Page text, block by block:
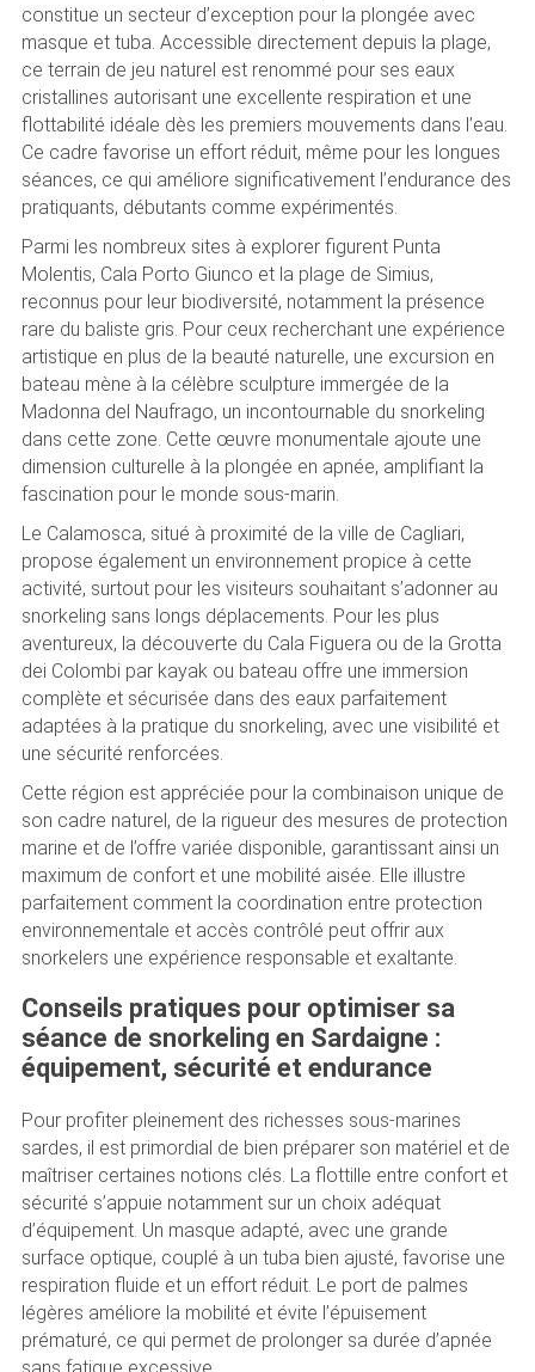
constitue un secteur d’exception pour la plongée avec
masque et tuba. Accessible directement depuis la plage,
ce terrain de jeu naturel est renommé pour ses eaux
cristallines autorisant une excellente respiration et une
flottabilité idéale dès les premiers mouvements dans l’eau.
Ce cadre favorise un effort réduit, même pour les longues
séances, ce qui améliore significativement l’endurance des
pratiquants, débutants comme expérimentés.
Parmi les nombreux sites à explorer figurent Punta
Molentis, Cala Porto Giunco et la plage de Simius,
reconnus pour leur biodiversité, notamment la présence
rare du baliste gris. Pour ceux recherchant une expérience
artistique en plus de la beauté naturelle, une excursion en
bateau mène à la célèbre sculpture immergée de la
Madonna del Naufrago, un incontournable du snorkeling
dans cette zone. Cette œuvre monumentale ajoute une
dimension culturelle à la plongée en apnée, amplifiant la
fascination pour le monde sous-marin.
Le Calamosca, situé à proximité de la ville de Cagliari,
propose également un environnement propice à cette
activité, surtout pour les visiteurs souhaitant s’adonner au
snorkeling sans longs déplacements. Pour les plus
aventureux, la découverte du Cala Figuera ou de la Grotta
dei Colombi par kayak ou bateau offre une immersion
complète et sécurisée dans des eaux parfaitement
adaptées à la pratique du snorkeling, avec une visibilité et
une sécurité renforcées.
Cette région est appréciée pour la combinaison unique de
son cadre naturel, de la rigueur des mesures de protection
marine et de l’offre variée disponible, garantissant ainsi un
maximum de confort et une mobilité aisée. Elle illustre
parfaitement comment la coordination entre protection
environnementale et accès contrôlé peut offrir aux
snorkelers une expérience responsable et exaltante.
Conseils pratiques pour optimiser sa
séance de snorkeling en Sardaigne :
équipement, sécurité et endurance
Pour profiter pleinement des richesses sous-marines
sardes, il est primordial de bien préparer son matériel et de
maîtriser certaines notions clés. La flottille entre confort et
sécurité s’appuie notamment sur un choix adéquat
d’équipement. Un masque adapté, avec une grande
surface optique, couplé à un tuba bien ajusté, favorise une
respiration fluide et un effort réduit. Le port de palmes
légères améliore la mobilité et évite l’épuisement
prématuré, ce qui permet de prolonger sa durée d’apnée